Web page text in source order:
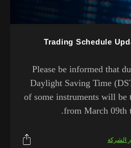
Trading Schedule
Please be informed that
Daylight Saving Time
of some instruments will be
from March 09th
الشركة